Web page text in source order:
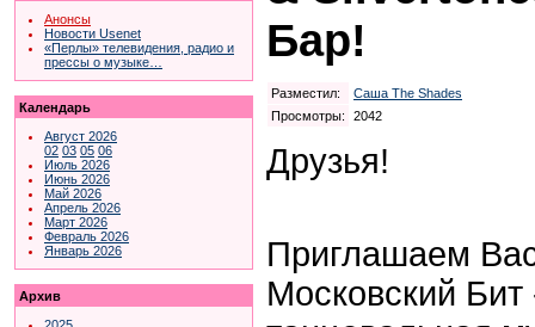
Анонсы
Новости Usenet
«Перлы» телевидения, радио и
прессы о музыке…
Календарь
Август 2026
02 03 05 06
Июль 2026
Июнь 2026
Май 2026
Апрель 2026
Март 2026
Февраль 2026
Январь 2026
Архив
Бар!
Разместил:
Саша The Shades
Просмотры:
2042
Друзья!
Приглашаем
Московский Бит